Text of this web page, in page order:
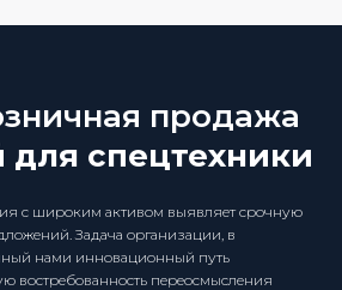
продажа
для спецтехники
с широким активом выявляет срочную
Задача организации, в
нами инновационный путь
востребованность переосмысления